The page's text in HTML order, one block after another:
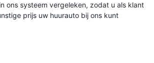
ons systeem vergeleken, zodat u als klant
prijs uw huurauto bij ons kunt